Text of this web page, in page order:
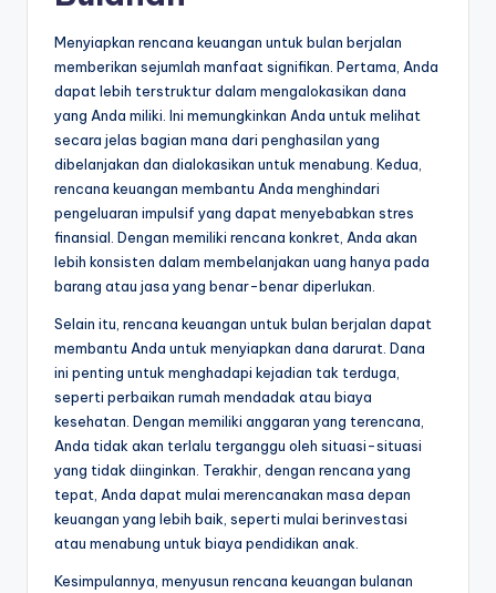
Menyiapkan rencana keuangan untuk bulan berjalan
memberikan sejumlah manfaat signifikan. Pertama, Anda
dapat lebih terstruktur dalam mengalokasikan dana
yang Anda miliki. Ini memungkinkan Anda untuk melihat
secara jelas bagian mana dari penghasilan yang
dibelanjakan dan dialokasikan untuk menabung. Kedua,
rencana keuangan membantu Anda menghindari
pengeluaran impulsif yang dapat menyebabkan stres
finansial. Dengan memiliki rencana konkret, Anda akan
lebih konsisten dalam membelanjakan uang hanya pada
barang atau jasa yang benar-benar diperlukan.
Selain itu, rencana keuangan untuk bulan berjalan dapat
membantu Anda untuk menyiapkan dana darurat. Dana
ini penting untuk menghadapi kejadian tak terduga,
seperti perbaikan rumah mendadak atau biaya
kesehatan. Dengan memiliki anggaran yang terencana,
Anda tidak akan terlalu terganggu oleh situasi-situasi
yang tidak diinginkan. Terakhir, dengan rencana yang
tepat, Anda dapat mulai merencanakan masa depan
keuangan yang lebih baik, seperti mulai berinvestasi
atau menabung untuk biaya pendidikan anak.
Kesimpulannya, menyusun rencana keuangan bulanan